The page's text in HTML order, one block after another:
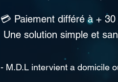
💳 Paiement différé à +
Une solution simple et
- M.D.L intervient a domicile